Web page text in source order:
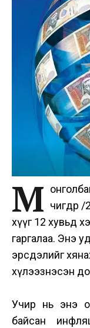
М
хүүг 12 хувьд
гаргалаа. Энэ
эрсдэлийг
хүлээзнэсэн
Учир нь энэ
байсан